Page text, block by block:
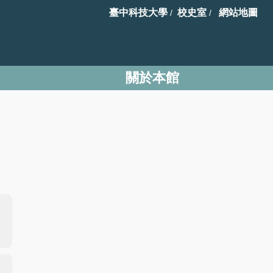
臺中科技大學 / 校史室 / 網站地圖
關於本館